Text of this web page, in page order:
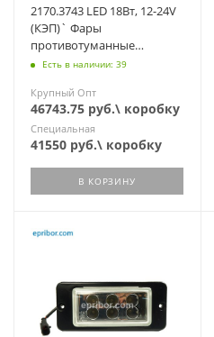
2170.3743 LED 18Вт, 12-24V
(КЭП)` Фары
противотуманные
светодиод, комплект - 2 шт.
Есть в наличии: 39
Крупный Опт
46743.75 руб.\ коробку
Специальная
41550 руб.\ коробку
В КОРЗИНУ